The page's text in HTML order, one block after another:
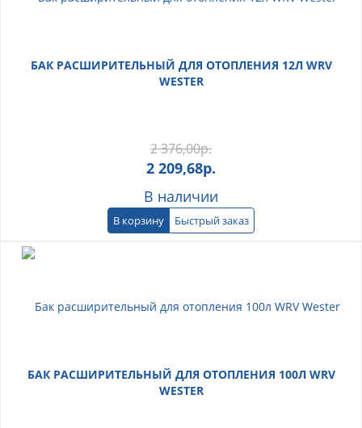
БАК РАСШИРИТЕЛЬНЫЙ ДЛЯ ОТОПЛЕНИЯ 12Л WRV
WESTER
2 376,00р.
2 209,68р.
В наличии
В корзину Быстрый заказ
БАК РАСШИРИТЕЛЬНЫЙ ДЛЯ ОТОПЛЕНИЯ 100Л WRV
WESTER